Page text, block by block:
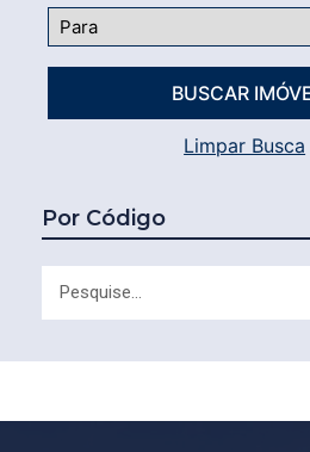
Limpar Busca
Por Código